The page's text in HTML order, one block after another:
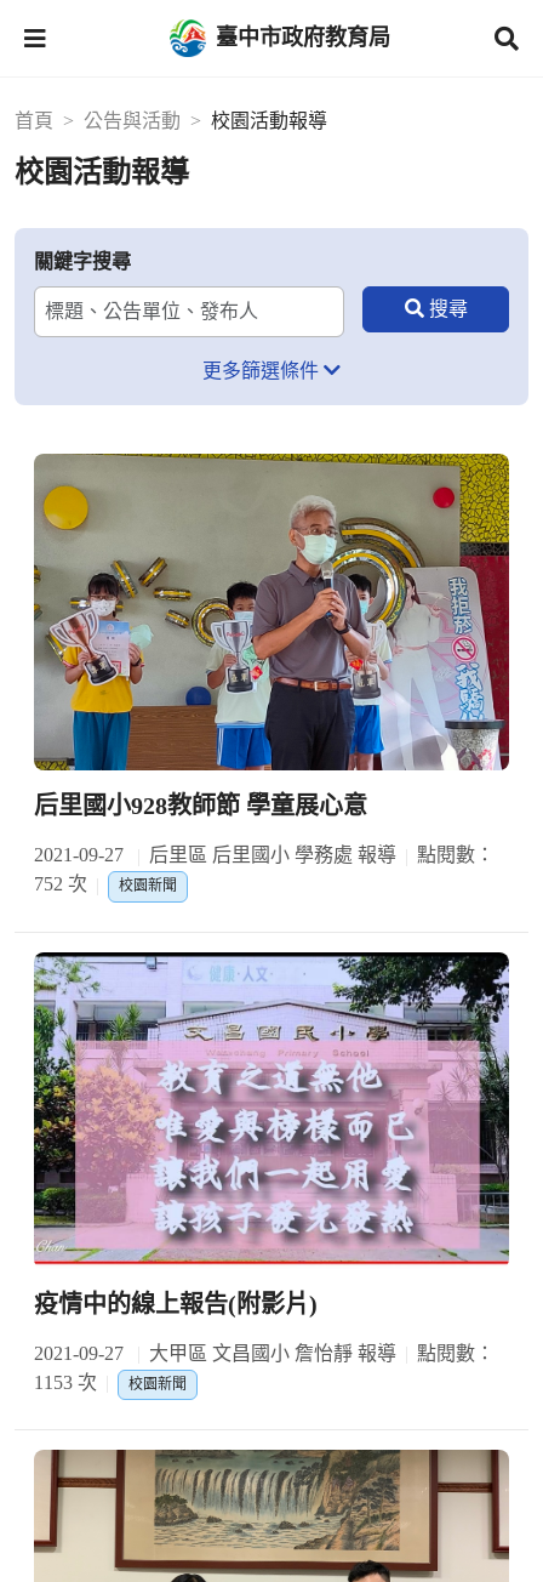
臺中市政府教育局
首頁 公告與活動 校園活動報導
校園活動報導
關鍵字搜尋
更多篩選條件
后里國小928教師節 學童展心意
2021-09-27 后里區 后里國小 學務處 報導
點閱數：
752 次
校園新聞
疫情中的線上報告(附影片)
2021-09-27 大甲區 文昌國小 詹怡靜 報導
點閱數：
1153 次
校園新聞